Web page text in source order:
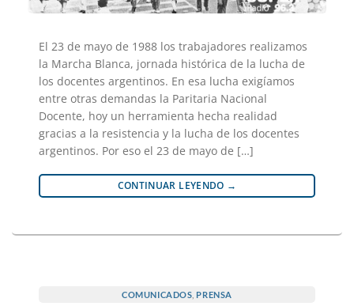
El 23 de mayo de 1988 los trabajadores realizamos
la Marcha Blanca, jornada histórica de la lucha de
los docentes argentinos. En esa lucha exigíamos
entre otras demandas la Paritaria Nacional
Docente, hoy un herramienta hecha realidad
gracias a la resistencia y la lucha de los docentes
argentinos. Por eso el 23 de mayo de […]
CONTINUAR LEYENDO →
COMUNICADOS ,PRENSA